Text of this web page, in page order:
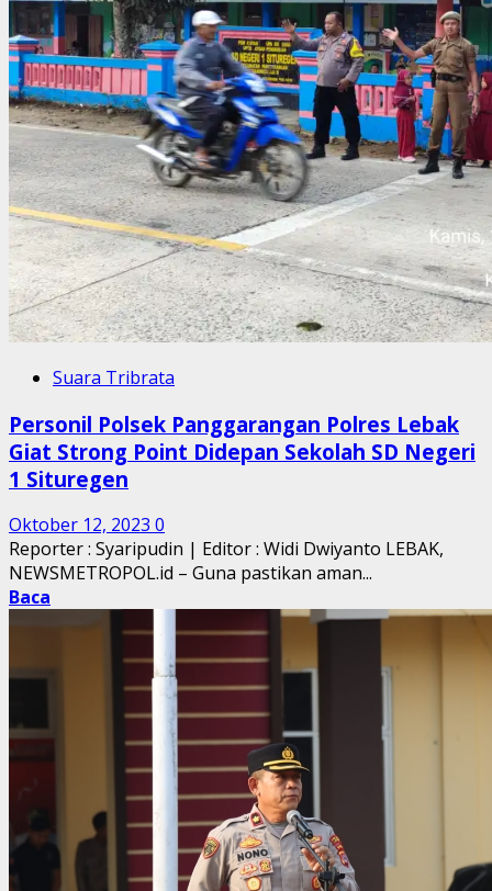
Suara Tribrata
Personil Polsek Panggarangan Polres Lebak
Giat Strong Point Didepan Sekolah SD Negeri
1 Situregen
Oktober 12, 2023 0
Reporter : Syaripudin | Editor : Widi Dwiyanto LEBAK,
NEWSMETROPOL.id – Guna pastikan aman...
Baca